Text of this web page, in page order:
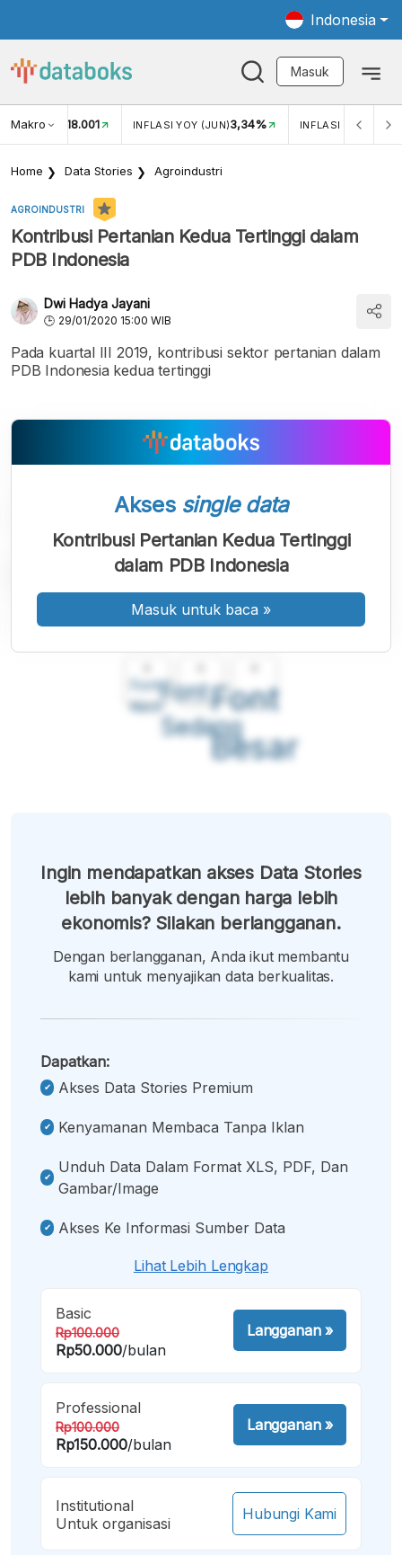
Indonesia
Masuk
Makro
USD/IDR 18.001 INFLASI YOY (JUN)3,34% INFLASI MOM (JUN)
Home Data Stories Agroindustri
AGROINDUSTRI
Kontribusi Pertanian Kedua Tertinggi dalam
PDB Indonesia
Dwi Hadya Jayani
29/01/2020 15:00 WIB
Pada kuartal III 2019, kontribusi sektor pertanian dalam
PDB Indonesia kedua tertinggi
Font
Kecil
Font
Sedang
Font
Besar
Akses single data
Kontribusi Pertanian Kedua Tertinggi
dalam PDB Indonesia
Masuk untuk baca »
Ingin mendapatkan akses Data Stories
lebih banyak dengan harga lebih
ekonomis? Silakan berlangganan.
Dengan berlangganan, Anda ikut membantu
kami untuk menyajikan data berkualitas.
Dapatkan:
Akses Data Stories Premium
Kenyamanan Membaca Tanpa Iklan
Unduh Data Dalam Format XLS, PDF, Dan
Gambar/image
Akses Ke Informasi Sumber Data
Lihat Lebih Lengkap
Basic
Rp100.000
Rp50.000/bulan
Langganan»
Professional
Rp100.000
Rp150.000/bulan
Langganan»
Institutional
Untuk organisasi
Hubungi Kami